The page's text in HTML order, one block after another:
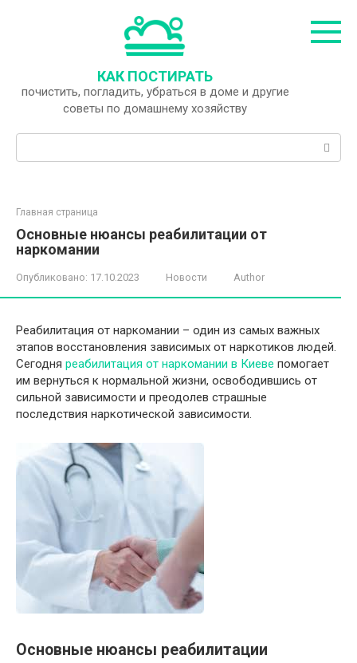
КАК ПОСТИРАТЬ
почистить, погладить, убраться в доме и другие
советы по домашнему хозяйству
Главная страница
Основные нюансы реабилитации от
наркомании
Опубликовано: 17.10.2023 Новости Author
Реабилитация от наркомании – один из самых важных
этапов восстановления зависимых от наркотиков людей.
Сегодня реабилитация от наркомании в Киеве помогает
им вернуться к нормальной жизни, освободившись от
сильной зависимости и преодолев страшные
последствия наркотической зависимости.
Основные нюансы реабилитации